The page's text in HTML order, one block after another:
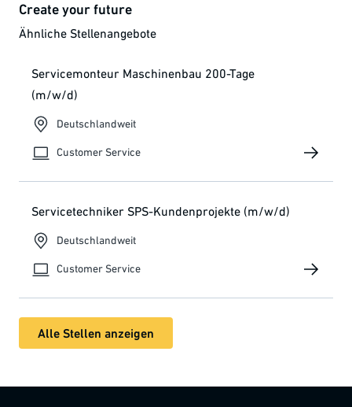
Create your future
Ähnliche Stellenangebote
Servicemonteur Maschinenbau 200-Tage
(m/w/d)
Deutschlandweit
Customer Service
Servicetechniker SPS-Kundenprojekte (m/w/d)
Deutschlandweit
Customer Service
Alle Stellen anzeigen